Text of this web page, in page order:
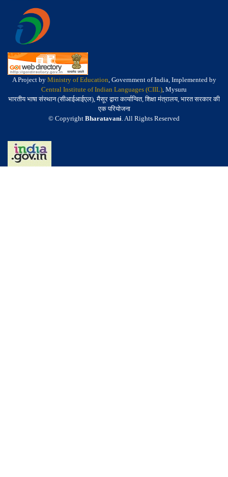
A Project by Ministry of Education, Government of India, Implemented by
Central Institute of Indian Languages (CIIL), Mysuru
भारतीय भाषा संस्थान (सीआईआईएल), मैसूर द्वारा कार्यान्वित, शिक्षा मंत्रालय, भारत सरकार की
एक परियोजना
© Copyright Bharatavani. All Rights Reserved